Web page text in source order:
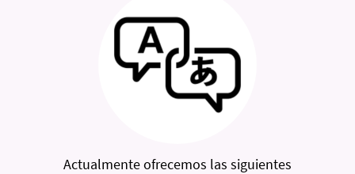
Actualmente ofrecemos las siguientes